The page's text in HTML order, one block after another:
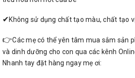
✔Không sử dụng chất tạo màu, chất tạo
👉Các mẹ có thể yên tâm mua sắm sản
và dinh dưỡng cho con qua các kênh
Nhanh tay đặt hàng ngay mẹ ơi: